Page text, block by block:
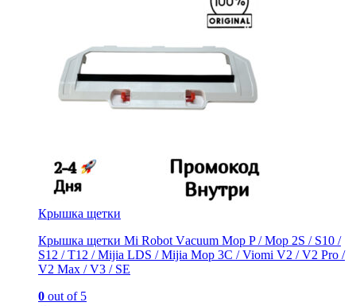
Крышка щетки
Крышка щетки Mi Rоbot Vаcuum Mop P / Moр 2S / S10 /
S12 / Т12 / Мijiа LDS / Mijia Мop 3C / Viоmi V2 / V2 Рro /
V2 Maх / V3 / SE
0 out of 5